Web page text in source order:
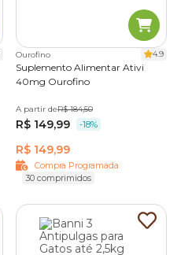
Ourofino 4.9
Suplemento Alimentar Ativi
40mg Ourofino
A partir deR$ 184,50
R$ 149,99 -18%
R$ 149,99
Compra Programada
30 comprimidos